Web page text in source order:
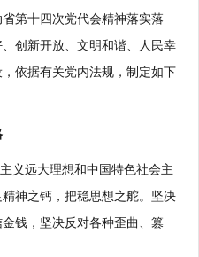
第十四次党代会精神落实落
创新开放、文明和谐、人民幸
依据有关党内法规，制定如下
远大理想和中国特色社会主
神之钙，把稳思想之舵。坚决
钱，坚决反对各种歪曲、篡